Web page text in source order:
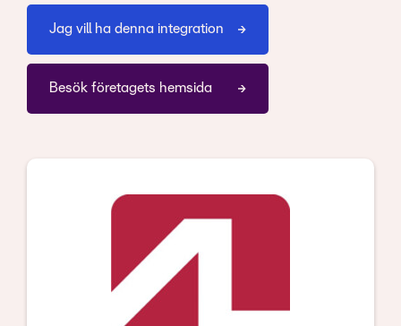
Jag vill ha denna integration
Besök företagets hemsida